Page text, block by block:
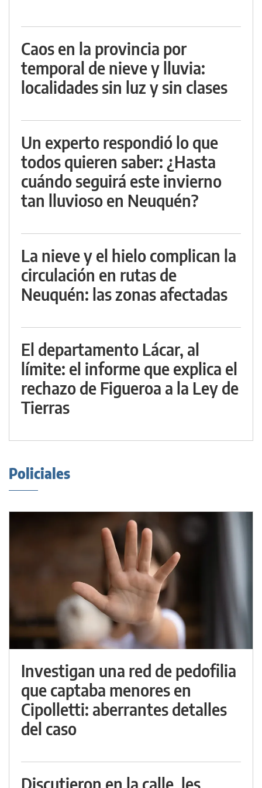
Caos en la provincia por
temporal de nieve y lluvia:
localidades sin luz y sin clases
Un experto respondió lo que
todos quieren saber: ¿Hasta
cuándo seguirá este invierno
tan lluvioso en Neuquén?
La nieve y el hielo complican la
circulación en rutas de
Neuquén: las zonas afectadas
El departamento Lácar, al
límite: el informe que explica el
rechazo de Figueroa a la Ley de
Tierras
Policiales
Investigan una red de pedofilia
que captaba menores en
Cipolletti: aberrantes detalles
del caso
Discutieron en la calle, les